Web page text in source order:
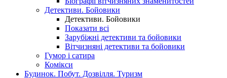
Детективи. Бойовики
Детективи. Бойовики
Показати всі
Зарубіжні детективи та бойовики
Вітчизняні детективи та бойовики
Гумор і сатира
Комікси
Будинок. Побут. Дозвілля. Туризм